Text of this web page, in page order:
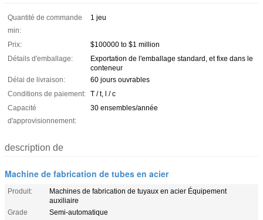
Quantité de commande
min:
1 jeu
Prix:
$100000 to $1 million
Détails d'emballage:
Exportation de l'emballage standard, et fixe dans le
conteneur
Délai de livraison:
60 jours ouvrables
Conditions de paiement: T / t, l / c
Capacité
d'approvisionnement:
30 ensembles/année
description de
Machine de fabrication de tubes en acier
Produit:
Machines de fabrication de tuyaux en acier Équipement
auxiliaire
Grade
Semi-automatique